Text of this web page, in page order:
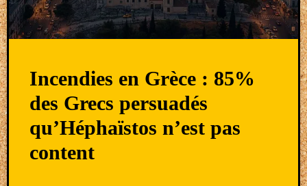
Incendies en Grèce : 85%
des Grecs persuadés
qu’Héphaïstos n’est pas
content